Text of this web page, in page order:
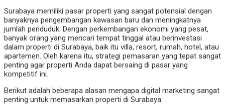
Surabaya memiliki pasar properti yang sangat potensial dengan
banyaknya pengembangan kawasan baru dan meningkatnya
jumlah penduduk. Dengan perkembangan ekonomi yang pesat,
banyak orang yang mencari tempat tinggal atau berinvestasi
dalam properti di Surabaya, baik itu villa, resort, rumah, hotel, atau
apartemen. Oleh karena itu, strategi pemasaran yang tepat sangat
penting agar properti Anda dapat bersaing di pasar yang
kompetitif ini.
Berikut adalah beberapa alasan mengapa digital marketing sangat
penting untuk memasarkan properti di Surabaya: